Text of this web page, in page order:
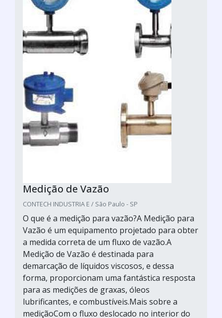
Medição de Vazão
CONTECH INDUSTRIA E / São Paulo - SP
O que é a medição para vazão?A Medição para
Vazão é um equipamento projetado para obter
a medida correta de um fluxo de vazão.A
Medição de Vazão é destinada para
demarcação de líquidos viscosos, e dessa
forma, proporcionam uma fantástica resposta
para as medições de graxas, óleos
lubrificantes, e combustíveis.Mais sobre a
mediçãoCom o fluxo deslocado no interior do